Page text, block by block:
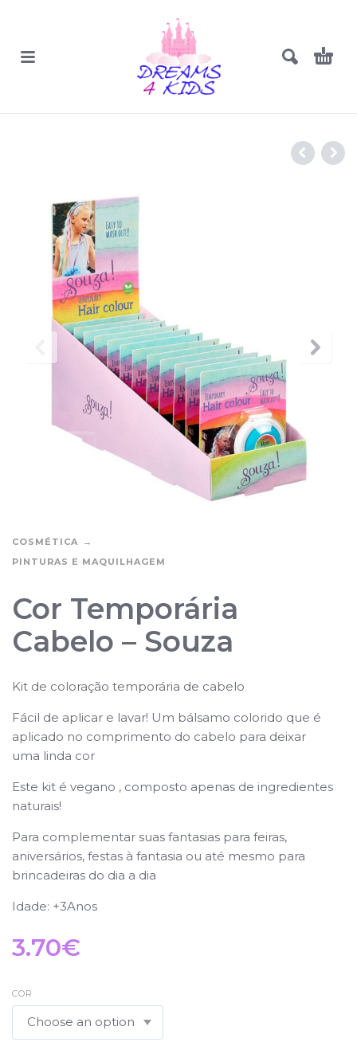
COSMÉTICA
PINTURAS E MAQUILHAGEM
Cor Temporária
Cabelo – Souza
Kit de coloração temporária de cabelo
Fácil de aplicar e lavar! Um bálsamo colorido que é
aplicado no comprimento do cabelo para deixar
uma linda cor
Este kit é vegano , composto apenas de ingredientes
naturais!
Para complementar suas fantasias para feiras,
aniversários, festas à fantasia ou até mesmo para
brincadeiras do dia a dia
Idade: +3Anos
3.70€
COR